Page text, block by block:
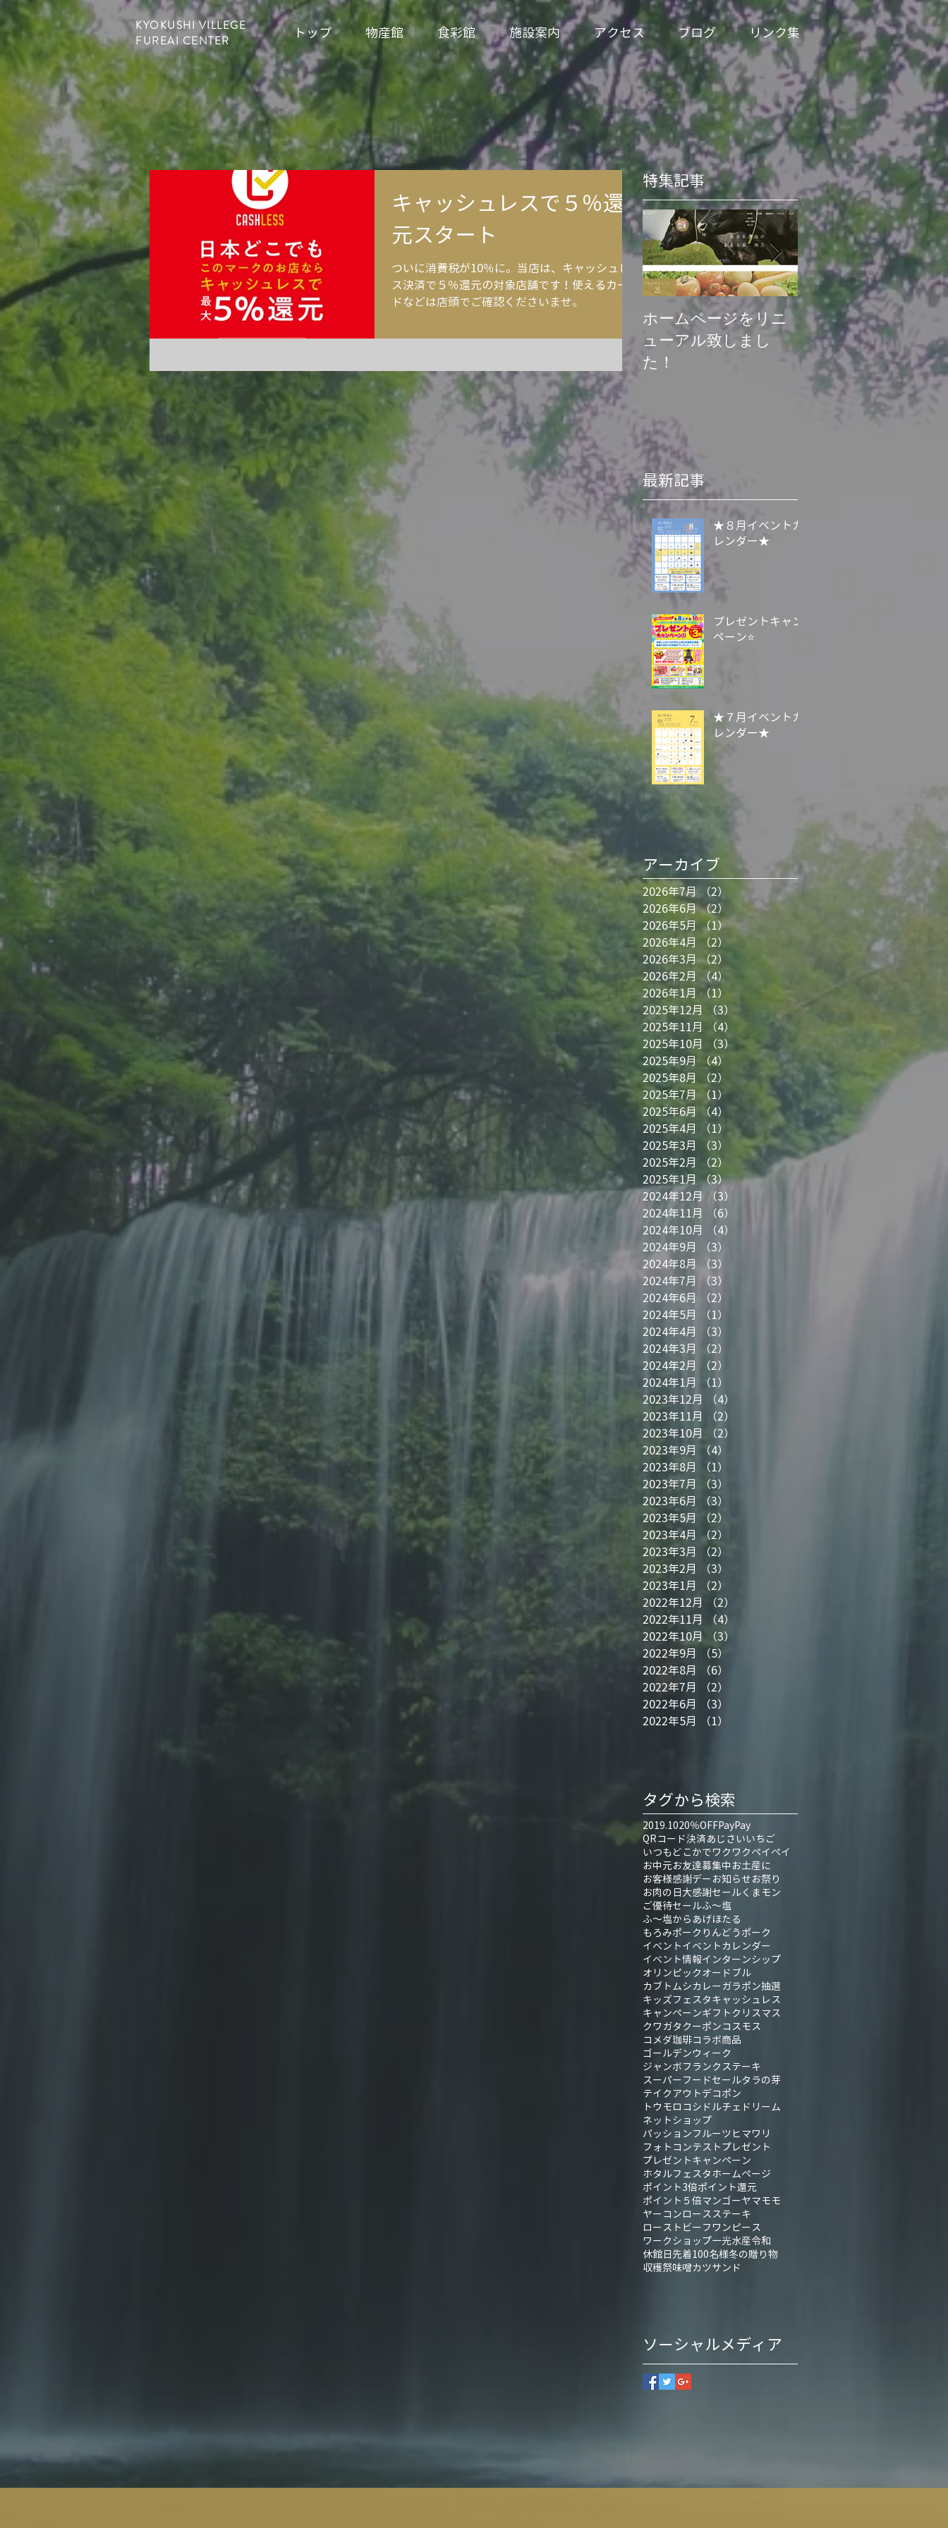
KYOKUSHI VILLEGE
FUREAI CENTER
トップ 物産館 食彩館 施設案内 アクセス ブログ リンク集
キャッシュレスで５％還
元スタート
ついに消費税が10％に。当店は、キャッシュレ
ス決済で５％還元の対象店舗です！使えるカー
ドなどは店頭でご確認くださいませ。
特集記事
ホームページをリニ
ューアル致しまし
た！
菊池渓谷再開お知ら
せ
最新記事
★８月イベントカ
レンダー★
プレゼントキャン
ペーン⭐
★７月イベントカ
レンダー★
アーカイブ
2026年7月 （2）
2件の記事
2026年6月（2）
2件の記事
2026年5月 （1）1件の記事
2026年4月
（2）
2026年3月（2）
2026年2月 （4）
2026年1月 （1）
2025年12月
（3）
2025年11月
（4）
4件の記事
2025年10月
（3） 3件の記事
2025年9月
（4）
4件の記事
2025年8月
（2）
2件の記事
2025年7月
（1）1件の記事
2025年6月
（4）
4件の記事
2025年4月
（1）
1件の記事
2025年3月
（3）
3件の記事
2025年2月
（2）
2件の記事
2025年1月 （3）3件の記事
2024年12月
（3）
2024年11月
（6）
2024年10月
（4）
2024年9月
（3）
2024年8月
（3）
2024年7月
（3）
2024年6月
（2）
2024年5月
（1）
2024年4月
（3）
2024年3月
（2）
2024年2月
（2）
2024年1月
（1）
2023年12月
（4）
2023年11月
（2）
2023年10月
（2）
2023年9月
（4）
2023年8月
（1）
2023年7月
（3）
2023年6月
（3）
2023年5月
（2）
2023年4月 （2）
2023年3月
（2）
2023年2月
（3）
2023年1月
（2）
2022年12月
（2）
2022年11月
（4）
2022年10月
（3）
2022年9月
（5）
2022年8月
（6）
2022年7月
（2）
2022年6月
（3）
2022年5月
（1）
タグから検索
2019.1020％OFFPayPay
QRコード決済あじさいいちご
いつもどこかでワクワクペイペイ
お中元お友達募集中 お土産に
お客様感謝デー お知らせお祭り
お肉の日大感謝セールくまモン
ご優待セールふ～塩
ふ～塩からあげほたる
もろみポーク りんどうポーク
イベントイベントカレンダー
イベント情報インターンシップ
オリンピックオードブル
カブトムシカレー ガラポン抽選
キッズフェスタキャッシュレス
キャンペーンギフトクリスマス
クワガタクーポンコスモス
コメダ珈琲コラボ商品
ゴールデンウィーク
ジャンボフランク ステーキ
スーパーフードセールタラの芽
テイクアウトデコポン
トウモロコシ ドルチェドリーム
ネットショップ
パッションフルーツ ヒマワリ
フォトコンテストプレゼント
プレゼントキャンペーン
ホタルフェスタ ホームページ
ポイント3倍ポイント還元
ポイント５倍マンゴーヤマモモ
ヤーコンロースステーキ
ローストビーフ ワンピース
ワークショップ一光水産令和
休館日先着100名様冬の贈り物
収穫祭味噌カツサンド
ソーシャルメディア